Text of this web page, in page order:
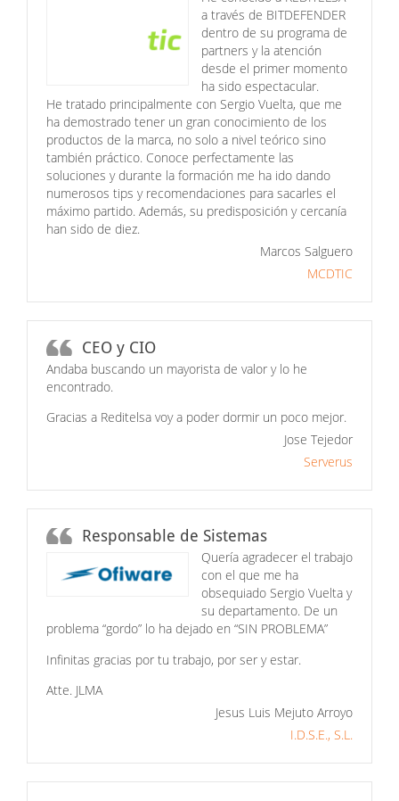
a través de BITDEFENDER
dentro de su programa de
partners y la atención
desde el primer momento
ha sido espectacular.
He tratado principalmente con Sergio Vuelta, que me
ha demostrado tener un gran conocimiento de los
productos de la marca, no solo a nivel teórico sino
también práctico. Conoce perfectamente las
soluciones y durante la formación me ha ido dando
numerosos tips y recomendaciones para sacarles el
máximo partido. Además, su predisposición y cercanía
han sido de diez.
Marcos Salguero
MCDTIC
CEO y CIO
Andaba buscando un mayorista de valor y lo he
encontrado.
Gracias a Reditelsa voy a poder dormir un poco mejor.
Jose Tejedor
Serverus
Responsable de Sistemas
Quería agradecer el trabajo
con el que me ha
obsequiado Sergio Vuelta y
su departamento. De un
problema “gordo” lo ha dejado en “SIN PROBLEMA”
Infinitas gracias por tu trabajo, por ser y estar.
Atte. JLMA
Jesus Luis Mejuto Arroyo
I.D.S.E., S.L.